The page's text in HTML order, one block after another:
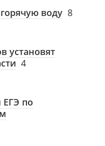
воду 8
установят
4
ЕГЭ по